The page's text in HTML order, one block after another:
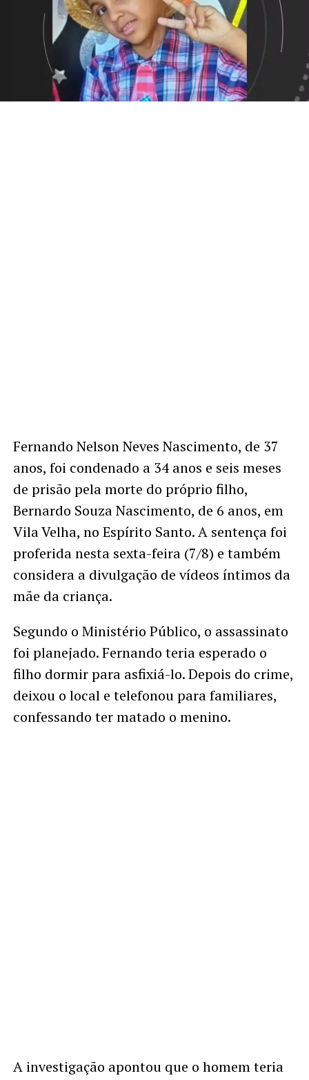
Fernando Nelson Neves Nascimento, de 37
anos, foi condenado a 34 anos e seis meses
de prisão pela morte do próprio filho,
Bernardo Souza Nascimento, de 6 anos, em
Vila Velha, no Espírito Santo. A sentença foi
proferida nesta sexta-feira (7/8) e também
considera a divulgação de vídeos íntimos da
mãe da criança.
Segundo o Ministério Público, o assassinato
foi planejado. Fernando teria esperado o
filho dormir para asfixiá-lo. Depois do crime,
deixou o local e telefonou para familiares,
confessando ter matado o menino.
A investigação apontou que o homem teria